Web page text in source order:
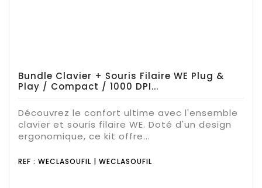
Bundle Clavier + Souris Filaire WE Plug &
Play / Compact / 1000 DPI...
Découvrez le confort ultime avec l'ensemble
clavier et souris filaire WE. Doté d'un design
ergonomique, ce kit offre...
REF : WECLASOUFIL | WECLASOUFIL